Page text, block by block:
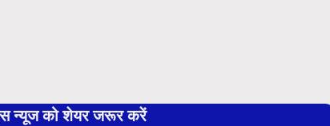
न्यूज को शेयर जरूर करें